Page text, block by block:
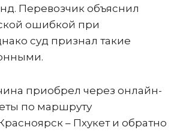
Перевозчик объяснил
ошибкой при
суд признал такие
приобрел через онлайн-
по маршруту
– Пхукет и обратно